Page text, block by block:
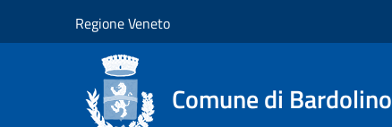
Regione Veneto
Comune di Bardolino